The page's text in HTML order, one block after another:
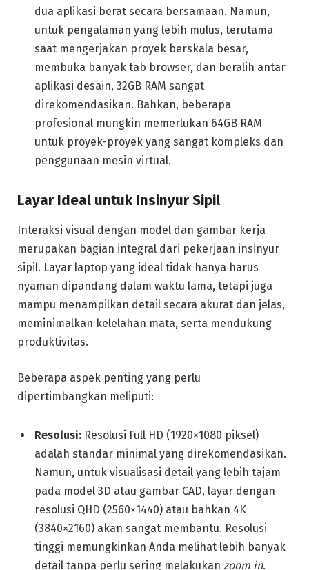
dua aplikasi berat secara bersamaan. Namun,
untuk pengalaman yang lebih mulus, terutama
saat mengerjakan proyek berskala besar,
membuka banyak tab browser, dan beralih antar
aplikasi desain, 32GB RAM sangat
direkomendasikan. Bahkan, beberapa
profesional mungkin memerlukan 64GB RAM
untuk proyek-proyek yang sangat kompleks dan
penggunaan mesin virtual.
Layar Ideal untuk Insinyur Sipil
Interaksi visual dengan model dan gambar kerja
merupakan bagian integral dari pekerjaan insinyur
sipil. Layar laptop yang ideal tidak hanya harus
nyaman dipandang dalam waktu lama, tetapi juga
mampu menampilkan detail secara akurat dan jelas,
meminimalkan kelelahan mata, serta mendukung
produktivitas.
Beberapa aspek penting yang perlu
dipertimbangkan meliputi:
Resolusi: Resolusi Full HD (1920×1080 piksel)
adalah standar minimal yang direkomendasikan.
Namun, untuk visualisasi detail yang lebih tajam
pada model 3D atau gambar CAD, layar dengan
resolusi QHD (2560×1440) atau bahkan 4K
(3840×2160) akan sangat membantu. Resolusi
tinggi memungkinkan Anda melihat lebih banyak
detail tanpa perlu sering melakukan zoom in.